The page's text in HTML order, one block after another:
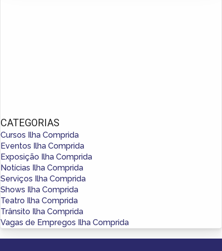
CATEGORIAS
Cursos Ilha Comprida
Eventos Ilha Comprida
Exposição Ilha Comprida
Notícias Ilha Comprida
Serviços Ilha Comprida
Shows Ilha Comprida
Teatro Ilha Comprida
Trânsito Ilha Comprida
Vagas de Empregos Ilha Comprida